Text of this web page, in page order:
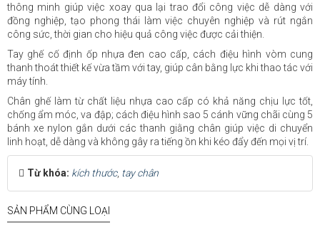
thông minh giúp việc xoay qua lại trao đổi công việc dễ dàng với
đồng nghiệp, tạo phong thái làm việc chuyên nghiệp và rút ngắn
công sức, thời gian cho hiệu quả công việc được cải thiện.
Tay ghế cố định ốp nhựa đen cao cấp, cách điệu hình vòm cung
thanh thoát thiết kế vừa tầm với tay, giúp cân bằng lực khi thao tác với
máy tính.
Chân ghế làm từ chất liệu nhựa cao cấp có khả năng chịu lực tốt,
chống ẩm móc, va đập; cách điệu hình sao 5 cánh vững chãi cùng 5
bánh xe nylon gắn dưới các thanh giằng chân giúp việc di chuyển
linh hoạt, dễ dàng và không gây ra tiếng ồn khi kéo đẩy đến mọi vị trí.
Từ khóa: kích thước, tay chân
SẢN PHẨM CÙNG LOẠI